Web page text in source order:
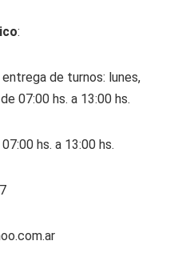
:
de turnos: lunes,
07:00 hs. a 13:00 hs.
hs. a 13:00 hs.